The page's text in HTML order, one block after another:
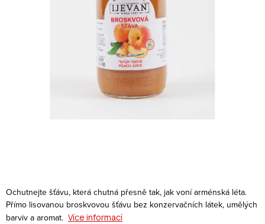
Ochutnejte šťávu, která chutná přesně tak, jak voní arménská léta.
Přímo lisovanou broskvovou šťávu bez konzervačních látek, umělých
barviv a aromat. Více informací